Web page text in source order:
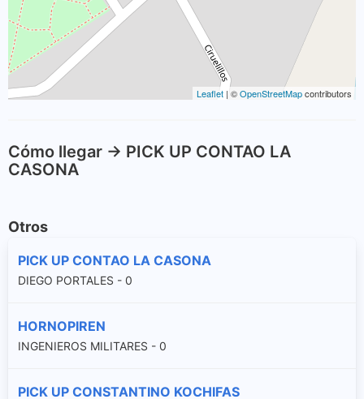
Leaflet | ©OpenStreetMapcontributors
Cómo llegar -> PICK UP CONTAO LA
CASONA
Otros
PICK UP CONTAO LA CASONA
DIEGO PORTALES - 0
HORNOPIREN
INGENIEROS MILITARES - 0
PICK UP CONSTANTINO KOCHIFAS